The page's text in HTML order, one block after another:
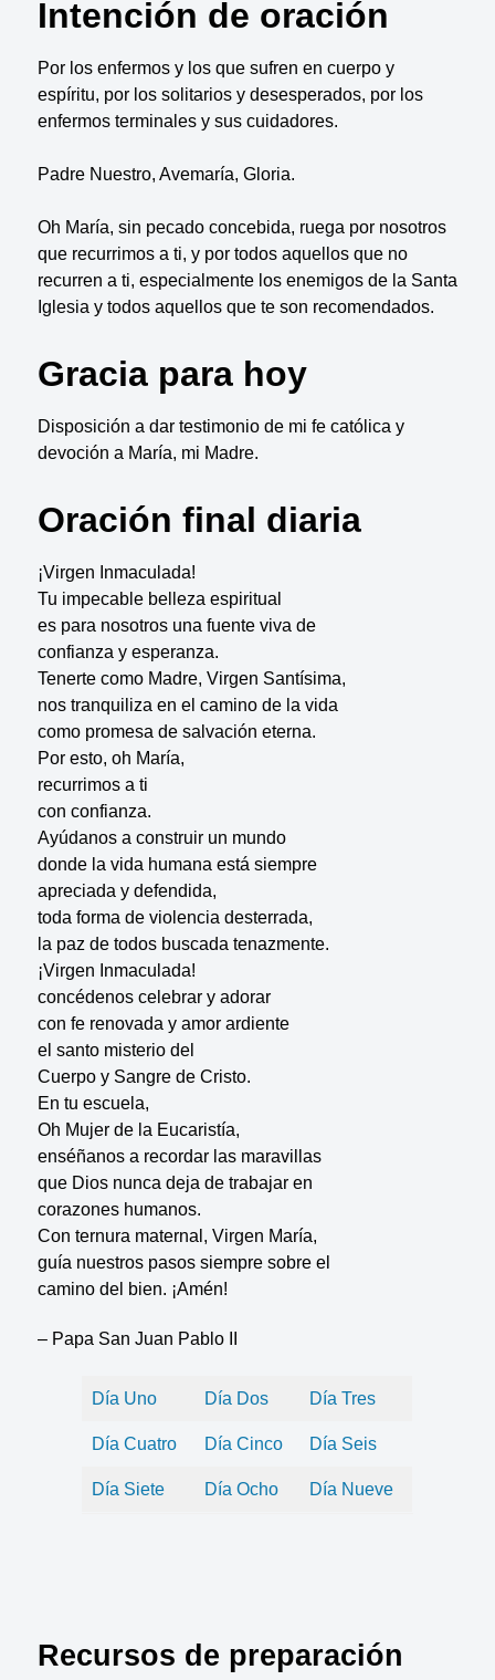
Intención de oración
Por los enfermos y los que sufren en cuerpo y
espíritu, por los solitarios y desesperados, por los
enfermos terminales y sus cuidadores.
Padre Nuestro, Avemaría, Gloria.
Oh María, sin pecado concebida, ruega por nosotros
que recurrimos a ti, y por todos aquellos que no
recurren a ti, especialmente los enemigos de la Santa
Iglesia y todos aquellos que te son recomendados.
Gracia para hoy
Disposición a dar testimonio de mi fe católica y
devoción a María, mi Madre.
Oración final diaria
¡Virgen Inmaculada!
Tu impecable belleza espiritual
es para nosotros una fuente viva de
confianza y esperanza.
Tenerte como Madre, Virgen Santísima,
nos tranquiliza en el camino de la vida
como promesa de salvación eterna.
Por esto, oh María,
recurrimos a ti
con confianza.
Ayúdanos a construir un mundo
donde la vida humana está siempre
apreciada y defendida,
toda forma de violencia desterrada,
la paz de todos buscada tenazmente.
¡Virgen Inmaculada!
concédenos celebrar y adorar
con fe renovada y amor ardiente
el santo misterio del
Cuerpo y Sangre de Cristo.
En tu escuela,
Oh Mujer de la Eucaristía,
enséñanos a recordar las maravillas
que Dios nunca deja de trabajar en
corazones humanos.
Con ternura maternal, Virgen María,
guía nuestros pasos siempre sobre el
camino del bien. ¡Amén!
– Papa San Juan Pablo II
Día Uno Día Dos Día Tres
Día Cuatro Día Cinco Día Seis
Día Siete Día Ocho Día Nueve
Recursos de preparación